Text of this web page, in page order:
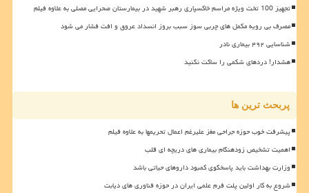
تجهیز 100 تخت ویژه مراسم خاکسپاری رهبر شهید در بیمارستان صحرایی مصلی به علاوه فیلم
مصرف بی رویه مکمل های چربی سوز سبب بروز انسداد عروق و افت فشار می شود
شناسایی ۴۹۲ بیماری نادر
هشدار! دردهای شکمی را ساکت نکنید
پربحث ترین ها
پیشرفت خوب حوزه جراحی مغز علیرغم اعمال تحریمها به علاوه فیلم
اهمیت تشخیص زودهنگام بیماری های دریچه ای قلب
وزارت بهداشت باید پاسخگوی کمبود داروهای حیاتی باشد
شروع به کار اولین پلت فرم علمی ایران در حوزه فناوری های دیابت